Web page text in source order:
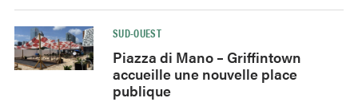
SUD-OUEST
Piazza di Mano – Griffintown
accueille une nouvelle place
publique